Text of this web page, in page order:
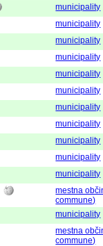
municipality
municipality
municipality
municipality
municipality
municipality
municipality
municipality
municipality
municipality
municipality
mestna
commune)
municipality
mestna
commune)